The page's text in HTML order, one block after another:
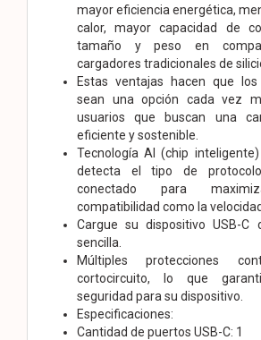
mayor eficiencia energética,
calor, mayor capacidad de
tamaño y peso en
cargadores tradicionales de
Estas ventajas hacen que los
sean una opción cada vez
usuarios que buscan una
eficiente y sostenible.
Tecnología AI (chip
detecta el tipo de
conectado para
compatibilidad como la
Cargue su dispositivo USB-
sencilla.
Múltiples protecciones
cortocircuito, lo que
seguridad para su dispositivo.
Especificaciones:
Cantidad de puertos USB-C: 1